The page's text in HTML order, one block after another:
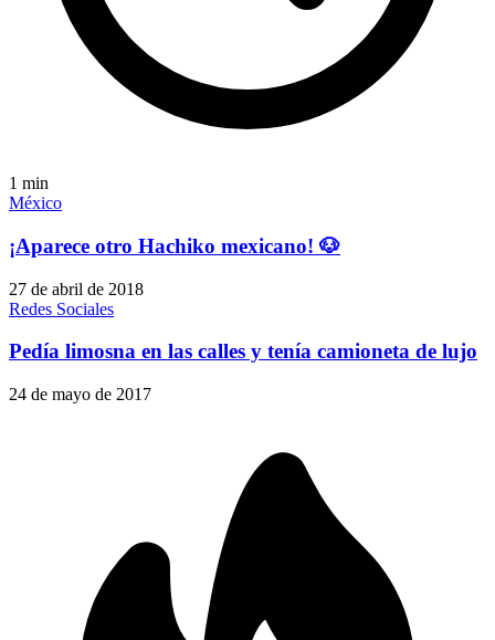
1 min
México
¡Aparece otro Hachiko mexicano! 🐶
27 de abril de 2018
Redes Sociales
Pedía limosna en las calles y tenía camioneta de lujo
24 de mayo de 2017